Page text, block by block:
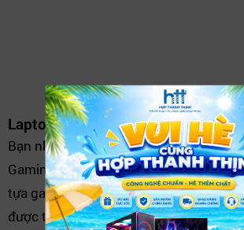
Laptop MSI Prestige 15
Laptop Dell Gaming G3 15 3500
Bạn nhất định không được bỏ qua
Gaming G3 15 3500 nếu như muốn
tựa game AAA, cấu hình max setting.
được trang bị con chip Intel Core I5 và